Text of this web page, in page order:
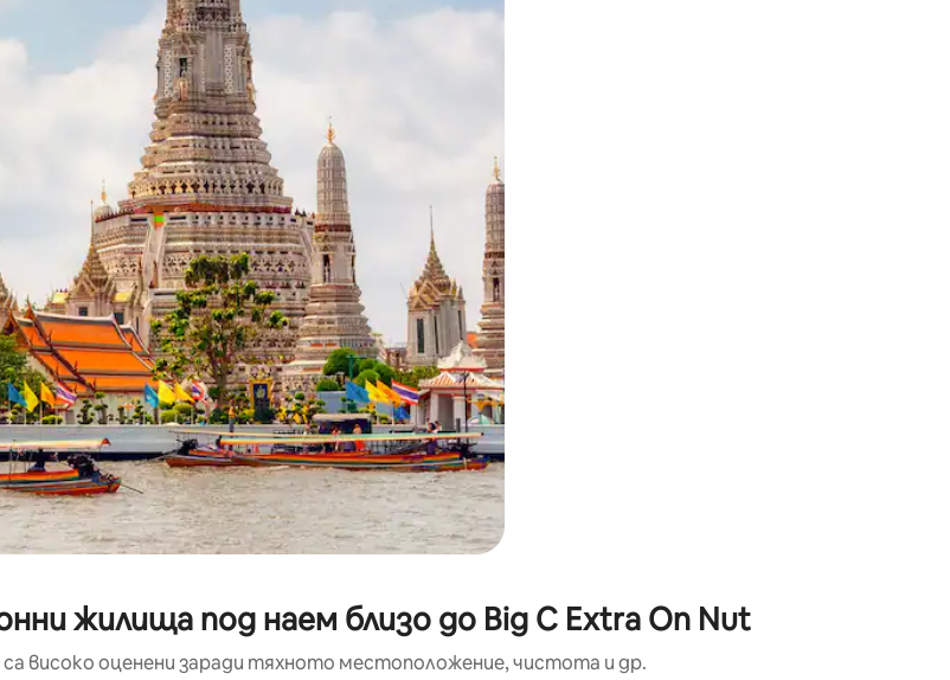
стрелки нагоре и надолу или навигирайте с докосване или плъзгане.
жилища под наем близо до Big C Extra On Nut
високо оценени заради тяхното местоположение, чистота и др.